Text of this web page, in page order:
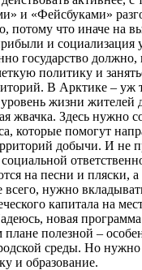
и «Фейсбуками»
потому что иначе на
и социализация
государство должно,
политику и
В Арктике – уж
жизни жителей
жвачка. Здесь нужно
которые помогут
добычи. И не
на песни и пляски,
нужно
капитала на
новая
плане полезной –
среды. Но нужно
и образование.